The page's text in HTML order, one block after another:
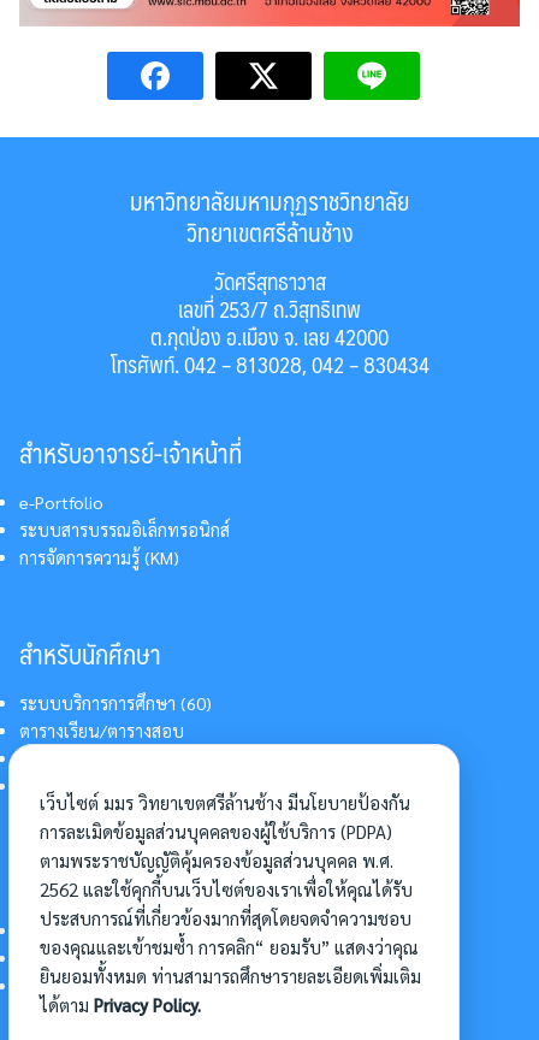
มหาวิทยาลัยมหามกุฏราชวิทยาลัย
วิทยาเขตศรีล้านช้าง
วัดศรีสุทธาวาส
เลขที่ 253/7 ถ.วิสุทธิเทพ
ต.กุดป่อง อ.เมือง จ. เลย 42000
โทรศัพท์. 042 – 813028, 042 – 830434
สำหรับอาจารย์-เจ้าหน้าที่
e-Portfolio
ระบบสารบรรณอิเล็กทรอนิกส์
การจัดการความรู้ (KM)
สำหรับนักศึกษา
ระบบบริการการศึกษา (60)
ตารางเรียน/ตารางสอบ
อื่นๆ
การเข้าศึกษาต่อ
ดาวน์โหลดแบบฟอร์ม
การบริหารจัดการโครงการ
เว็บไซต์ มมร วิทยาเขตศรีล้านช้าง มีนโยบายป้องกัน
การละเมิดข้อมูลส่วนบุคคลของผู้ใช้บริการ (PDPA)
ตามพระราชบัญญัติคุ้มครองข้อมูลส่วนบุคคล พ.ศ.
2562 และใช้คุกกี้บนเว็บไซต์ของเราเพื่อให้คุณได้รับ
ประสบการณ์ที่เกี่ยวข้องมากที่สุดโดยจดจำความชอบ
ของคุณและเข้าชมซ้ำ การคลิก“ ยอมรับ” แสดงว่าคุณ
ยินยอมทั้งหมด ท่านสามารถศึกษารายละเอียดเพิ่มเติม
ได้ตาม Privacy Policy.